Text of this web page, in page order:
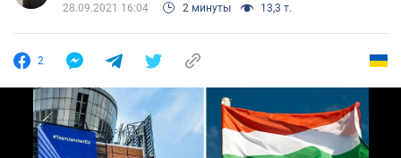
28.09.2021 16:04 2 минуты 13,3 т.
2